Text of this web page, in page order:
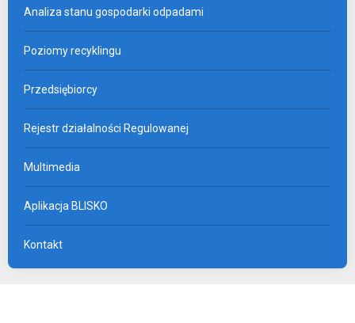
Analiza stanu gospodarki odpadami
Poziomy recyklingu
Przedsiębiorcy
Rejestr działalności Regulowanej
Multimedia
Aplikacja BLISKO
Kontakt